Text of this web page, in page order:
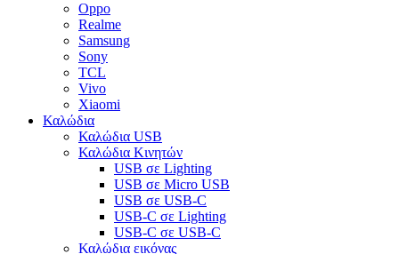
Oppo
Realme
Samsung
Sony
TCL
Vivo
Xiaomi
Καλώδια
Καλώδια USB
Καλώδια Κινητών
USB σε Lighting
USB σε Micro USB
USB σε USB-C
USB-C σε Lighting
USB-C σε USB-C
Καλώδια εικόνας